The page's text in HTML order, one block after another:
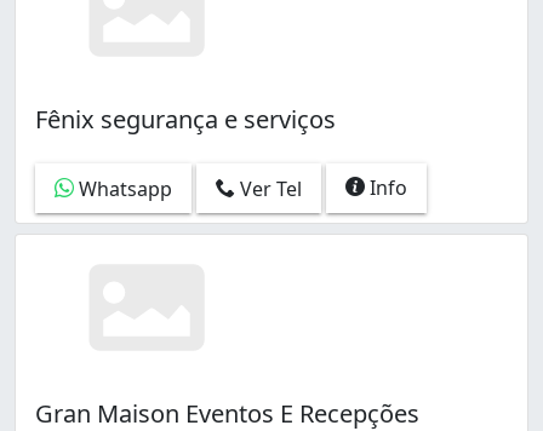
Fênix segurança e serviços
Whatsapp Ver Tel Info
Gran Maison Eventos E Recepções